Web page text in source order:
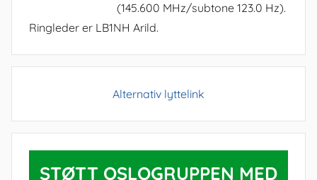
(145.600 MHz/subtone 123.0 Hz).
Ringleder er LB1NH Arild.
Alternativ lyttelink
STØTT OSLOGRUPPEN MED